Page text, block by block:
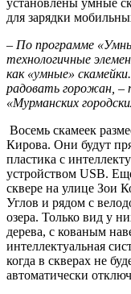
для зарядки
– По программе
технологичные
как «умные»
радовать горожан, –
«Мурманских
Восемь скамеек
Кирова. Они будут
пластика с
устройством USB.
сквере на улице Зои
Углов и рядом с
озера. Только вид у
дерева, с кованым
интеллектуальная
когда в скверах не
автоматически